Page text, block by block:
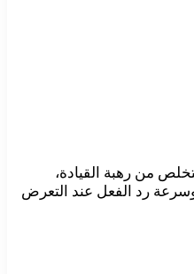
من رهبة القيادة،
رد الفعل عند التعرض